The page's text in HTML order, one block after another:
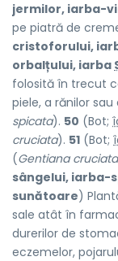
jermilor, iarba-
pe piatră de
cristoforului,
orbalțului, iarba
folosită în trecut
piele, a rănilor
spicata). 50 (Bot;
cruciata). 51 (Bot;
(Gentiana cruciata
sângelui, iarba-
sunătoare)
sale atât în
durerilor de
eczemelor,